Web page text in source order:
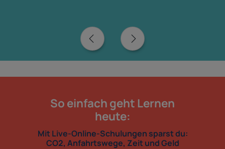
So einfach geht Lernen
heute:
Mit Live-Online-Schulungen sparst du:
CO2, Anfahrtswege, Zeit und Geld